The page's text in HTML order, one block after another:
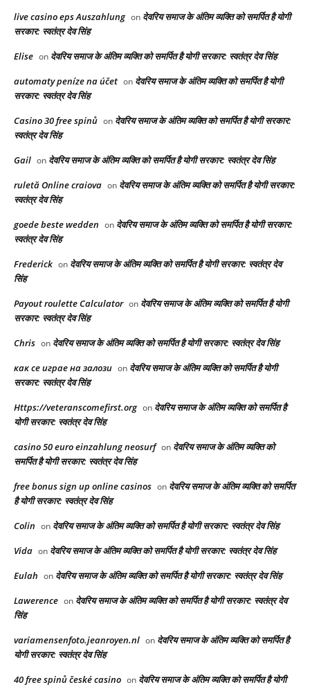
live casino eps Auszahlung on देवरिय समाज के अंतिम व्यक्ति को समर्पित है योगी
सरकार: स्वतंत्र देव सिंह
Elise on देवरिय समाज के अंतिम व्यक्ति को समर्पित है योगी सरकार: स्वतंत्र देव सिंह
automaty peníze na účet on देवरिय समाज के अंतिम व्यक्ति को समर्पित है योगी
सरकार: स्वतंत्र देव सिंह
Casino 30 free spinů on देवरिय समाज के अंतिम व्यक्ति को समर्पित है योगी सरकार:
स्वतंत्र देव सिंह
Gail on देवरिय समाज के अंतिम व्यक्ति को समर्पित है योगी सरकार: स्वतंत्र देव सिंह
ruletă Online craiova on देवरिय समाज के अंतिम व्यक्ति को समर्पित है योगी सरकार:
स्वतंत्र देव सिंह
goede beste wedden on देवरिय समाज के अंतिम व्यक्ति को समर्पित है योगी सरकार:
स्वतंत्र देव सिंह
Frederick on देवरिय समाज के अंतिम व्यक्ति को समर्पित है योगी सरकार: स्वतंत्र देव
सिंह
Payout roulette Calculator on देवरिय समाज के अंतिम व्यक्ति को समर्पित है योगी
सरकार: स्वतंत्र देव सिंह
Chris on देवरिय समाज के अंतिम व्यक्ति को समर्पित है योगी सरकार: स्वतंत्र देव सिंह
как се играе на залози on देवरिय समाज के अंतिम व्यक्ति को समर्पित है योगी
सरकार: स्वतंत्र देव सिंह
Https://veteranscomefirst.org on देवरिय समाज के अंतिम व्यक्ति को समर्पित है
योगी सरकार: स्वतंत्र देव सिंह
casino 50 euro einzahlung neosurf on देवरिय समाज के अंतिम व्यक्ति को
समर्पित है योगी सरकार: स्वतंत्र देव सिंह
free bonus sign up online casinos on देवरिय समाज के अंतिम व्यक्ति को समर्पित
है योगी सरकार: स्वतंत्र देव सिंह
Colin on देवरिय समाज के अंतिम व्यक्ति को समर्पित है योगी सरकार: स्वतंत्र देव सिंह
Vida on देवरिय समाज के अंतिम व्यक्ति को समर्पित है योगी सरकार: स्वतंत्र देव सिंह
Eulah on देवरिय समाज के अंतिम व्यक्ति को समर्पित है योगी सरकार: स्वतंत्र देव सिंह
Lawerence on देवरिय समाज के अंतिम व्यक्ति को समर्पित है योगी सरकार: स्वतंत्र देव
सिंह
variamensenfoto.jeanroyen.nl on देवरिय समाज के अंतिम व्यक्ति को समर्पित है
योगी सरकार: स्वतंत्र देव सिंह
40 free spinů české casino on देवरिय समाज के अंतिम व्यक्ति को समर्पित है योगी